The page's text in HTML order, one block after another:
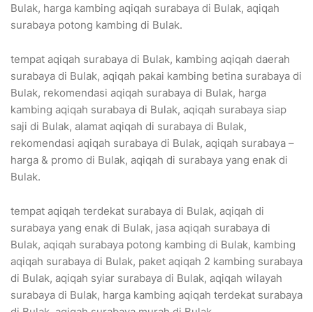
Bulak, harga kambing aqiqah surabaya di Bulak, aqiqah
surabaya potong kambing di Bulak.
tempat aqiqah surabaya di Bulak, kambing aqiqah daerah
surabaya di Bulak, aqiqah pakai kambing betina surabaya di
Bulak, rekomendasi aqiqah surabaya di Bulak, harga
kambing aqiqah surabaya di Bulak, aqiqah surabaya siap
saji di Bulak, alamat aqiqah di surabaya di Bulak,
rekomendasi aqiqah surabaya di Bulak, aqiqah surabaya –
harga & promo di Bulak, aqiqah di surabaya yang enak di
Bulak.
tempat aqiqah terdekat surabaya di Bulak, aqiqah di
surabaya yang enak di Bulak, jasa aqiqah surabaya di
Bulak, aqiqah surabaya potong kambing di Bulak, kambing
aqiqah surabaya di Bulak, paket aqiqah 2 kambing surabaya
di Bulak, aqiqah syiar surabaya di Bulak, aqiqah wilayah
surabaya di Bulak, harga kambing aqiqah terdekat surabaya